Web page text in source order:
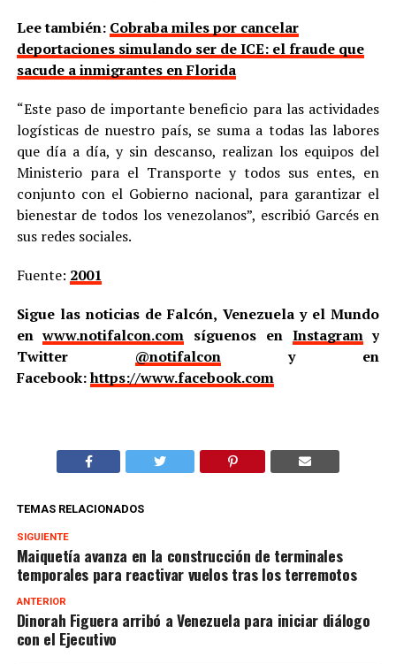
Lee también: Cobraba miles por cancelar
deportaciones simulando ser de ICE: el fraude que
sacude a inmigrantes en Florida
“Este paso de importante beneficio para las actividades
logísticas de nuestro país, se suma a todas las labores
que día a día, y sin descanso, realizan los equipos del
Ministerio para el Transporte y todos sus entes, en
conjunto con el Gobierno nacional, para garantizar el
bienestar de todos los venezolanos”, escribió Garcés en
sus redes sociales.
Fuente: 2001
Sigue las noticias de Falcón, Venezuela y el Mundo
enwww.notifalcon.com síguenos en Instagramy
Twitter @notifalcony en
Facebook:https://www.facebook.com
TEMAS RELACIONADOS
SIGUIENTE
Maiquetía avanza en la construcción de terminales
temporales para reactivar vuelos tras los terremotos
ANTERIOR
Dinorah Figuera arribó a Venezuela para iniciar diálogo
con el Ejecutivo